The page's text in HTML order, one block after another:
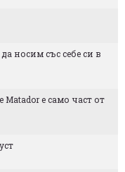
носим със себе си в
Matador е само част от